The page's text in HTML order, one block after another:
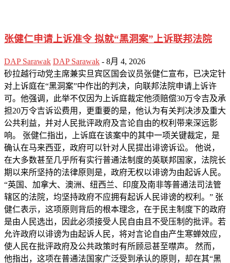
张健仁申请上诉准令 拟就“黑洞案”上诉联邦法院
DAP Sarawak DAP Sarawak - 8月 4, 2026
砂拉越行动党主席兼实旦宾区国会议员张健仁宣布，已决定针
对上诉庭在“黑洞案”中作出的判决，向联邦法院申请上诉许
可。他强调，此举不仅因为上诉庭裁定他须赔偿30万令吉及承
担20万令吉诉讼费用，更重要的是，他认为有关判决涉及重大
公共利益，并对人民批评政府及言论自由的权利带来深远影
响。 张健仁指出，上诉庭在该案中的其中一项关键裁定，是
确认在马来西亚，政府可以针对人民提出诽谤诉讼。 他说，
在大多数甚至几乎所有实行普通法制度的英联邦国家，法院长
期以来所坚持的法律原则是，政府无权以诽谤为由起诉人民。
“英国、加拿大、澳洲、纽西兰、印度及南非等普通法司法管
辖区的法院，均坚持政府不应拥有起诉人民诽谤的权利。” 张
健仁表示，这项原则背后的根本理念，在于民主制度下的政府
是由人民选出，因此必须接受人民自由且不受压制的批评。若
允许政府以诽谤为由起诉人民，将对言论自由产生寒蝉效应，
使人民在批评政府及公共政策时有所顾忌甚至噤声。 然而，
他指出，这项在普通法国家广泛受到承认的原则，却在其“黑